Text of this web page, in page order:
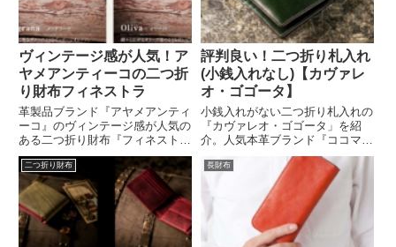
ヴィンテージ感が人気！ア
ヤメアンティーコの二つ折
り財布フィネストラ
革製品ブランド『アヤメアンティ
ーコ』のヴィンテージ感が人気の
ある二つ折り財布『フィネスト
ラ』を紹介。イタリアのトスカー
ナ地方でタンニン100％で鞣され
たバケッタレザーにウォッシュ加
工を施した希少価値のあるレザー
使い製造されています。ベーシッ
クタイプで使いやすさも人気で
す。
評判良い！二つ折り札入れ
(小銭入れなし)【カヴァレ
オ・ゴゴータ】
小銭入れがない二つ折り札入れの
『カヴァレオ・ゴゴータ」を紹
介。人気本革ブランド『ココマイ
スター』の二つ折り札入れです。
お札も沢山入るし、カードポケッ
トも10個あるのでカード類も沢
山入ります。薄くて持ち運びも便
利なカヴァレオ・ゴゴータを紹介
します。
二つ折り財布 長財布